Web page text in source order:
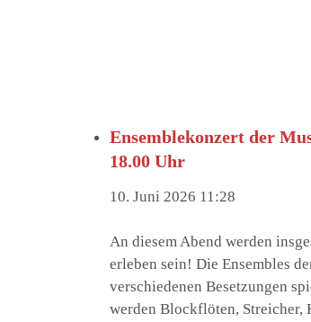
Ensemblekonzert der
18.00 Uhr
10. Juni 2026 11:28
An diesem Abend werden
erleben sein! Die Ensembles
verschiedenen Besetzungen
werden Blockflöten, Streicher,